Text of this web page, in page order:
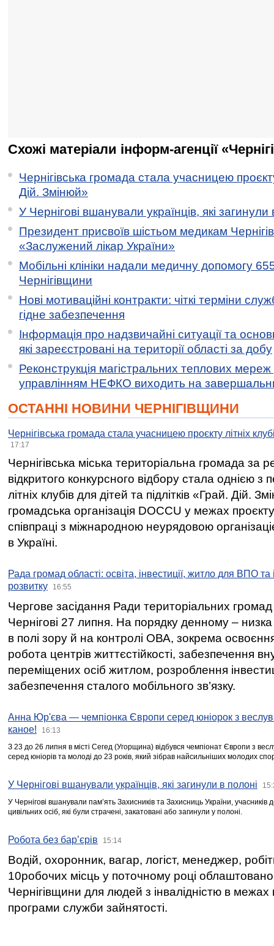
Схожі матеріали інформ-агенції
Чернігівська громада стала учасницею
Дій. Змінюй»
У Чернігові вшанували українців, які загинули
Президент присвоїв шістьом медикам
«Заслужений лікар України»
Мобільні клініки надали медичну допомогу
Чернігівщини
Нові мотиваційні контракти: чіткі терміни
гідне забезпечення
Інформація про надзвичайні ситуації та
які зареєстровані на території області за добу
Реконструкція магістральних теплових мереж
управлінням НЕФКО виходить на
ОСТАННІ НОВИНИ ЧЕРНІГІВЩИНИ
Чернігівська громада стала учасницею проєкту літніх
17:17
Чернігівська міська територіальна громада за
відкритого конкурсного відбору стала однією
літніх клубів для дітей та підлітків «Грай. Дій.
громадська організація DOCCU у межах
співпраці з міжнародною неурядовою
в Україні.
Рада громад області: освіта, інвестиції, житло для ВПО
розвитку
16:55
Чергове засідання Ради територіальних громад
Чернігові 27 липня. На порядку денному –
в полі зору й на контролі ОВА, зокрема освоєння
робота центрів життєстійкості, забезпечення
переміщених осіб житлом, розроблення
забезпечення сталого мобільного зв’язку.
Анна Юр'єва — чемпіонка Європи серед юніорок з
каное!
16:13
З 23 до 26 липня в місті Сегед (Угорщина) відбувся чемпіонат Європи з
серед юніорів та молоді до 23 років, який зібрав найсильніших молодих
У Чернігові вшанували українців, які загинули в полоні
У Чернігові вшанували пам’ять Захисників та Захисниць України,
цивільних осіб, які були страчені, закатовані або загинули у полоні.
Робота без бар’єрів 15:14
Водій, охоронник, вагар, логіст, менеджер,
10робочих місць у поточному році
Чернігівщини для людей з інвалідністю в межах
програми служби зайнятості.